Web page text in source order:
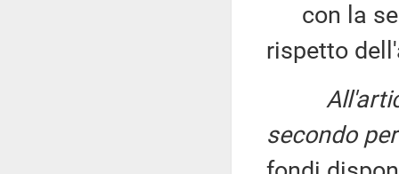
con la
rispetto
secondo